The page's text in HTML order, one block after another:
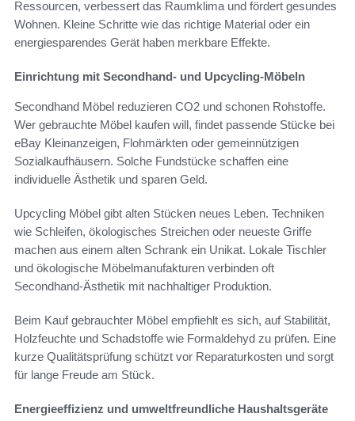
Ressourcen, verbessert das Raumklima und fördert gesundes
Wohnen. Kleine Schritte wie das richtige Material oder ein
energiesparendes Gerät haben merkbare Effekte.
Einrichtung mit Secondhand- und Upcycling-Möbeln
Secondhand Möbel reduzieren CO2 und schonen Rohstoffe.
Wer gebrauchte Möbel kaufen will, findet passende Stücke bei
eBay Kleinanzeigen, Flohmärkten oder gemeinnützigen
Sozialkaufhäusern. Solche Fundstücke schaffen eine
individuelle Ästhetik und sparen Geld.
Upcycling Möbel gibt alten Stücken neues Leben. Techniken
wie Schleifen, ökologisches Streichen oder neueste Griffe
machen aus einem alten Schrank ein Unikat. Lokale Tischler
und ökologische Möbelmanufakturen verbinden oft
Secondhand-Ästhetik mit nachhaltiger Produktion.
Beim Kauf gebrauchter Möbel empfiehlt es sich, auf Stabilität,
Holzfeuchte und Schadstoffe wie Formaldehyd zu prüfen. Eine
kurze Qualitätsprüfung schützt vor Reparaturkosten und sorgt
für lange Freude am Stück.
Energieeffizienz und umweltfreundliche Haushaltsgeräte